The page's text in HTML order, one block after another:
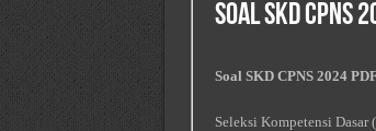
Soal Skd Cpns
Soal SKD CPNS 2024
Seleksi Kompetensi Dasar